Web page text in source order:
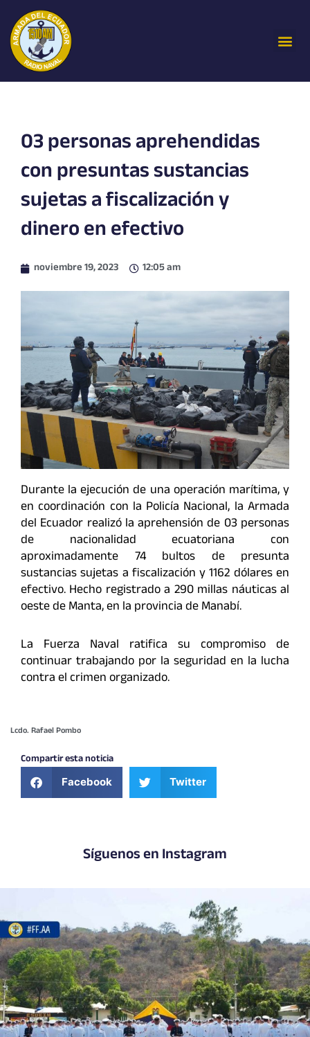
contenido
03 personas aprehendidas
con presuntas sustancias
sujetas a fiscalización y
dinero en efectivo
noviembre 19, 2023 12:05 am
Durante la ejecución de una operación marítima, y
en coordinación con la Policía Nacional, la Armada
del Ecuador realizó la aprehensión de 03 personas
de nacionalidad ecuatoriana con
aproximadamente 74 bultos de presunta
sustancias sujetas a fiscalización y 1162 dólares en
efectivo. Hecho registrado a 290 millas náuticas al
oeste de Manta, en la provincia de Manabí.
La Fuerza Naval ratifica su compromiso de
continuar trabajando por la seguridad en la lucha
contra el crimen organizado.
Lcdo. Rafael Pombo
Compartir esta noticia
Facebook Twitter
Síguenos en Instagram